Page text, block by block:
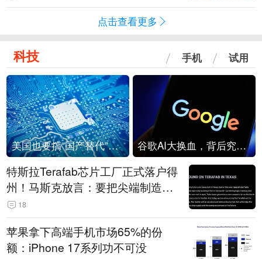
点击查看更多
科技 手机 试用
美国也要搞“国产替代”？先算清三笔账 谷歌AI大换血，背后究竟发生了什么？
特斯拉Terafab芯片工厂正式落户得
州！马斯克放言：要把尖端制造带
回美国
18
苹果拿下高端手机市场65%的份
额：iPhone 17系列功不可没